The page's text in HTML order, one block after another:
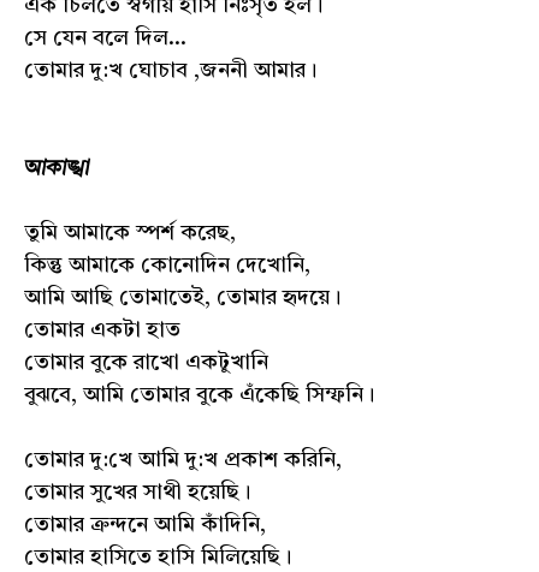
এক চিলতে স্বর্গীয় হাসি নিঃসৃত হল।
সে যেন বলে দিল...
তোমার দু:খ ঘোচাব ,জননী আমার।
আকাঙ্খা
তুমি আমাকে স্পর্শ করেছ,
কিন্তু আমাকে কোনোদিন দেখোনি,
আমি আছি তোমাতেই, তোমার হৃদয়ে।
তোমার একটা হাত
তোমার বুকে রাখো একটুখানি
বুঝবে, আমি তোমার বুকে এঁকেছি সিম্ফনি।
তোমার দু:খে আমি দু:খ প্রকাশ করিনি,
তোমার সুখের সাথী হয়েছি।
তোমার ক্রন্দনে আমি কাঁদিনি,
তোমার হাসিতে হাসি মিলিয়েছি।